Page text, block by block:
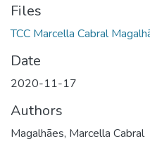
Files
TCC Marcella Cabral
Date
2020-11-17
Authors
Magalhães, Marcella Cabral